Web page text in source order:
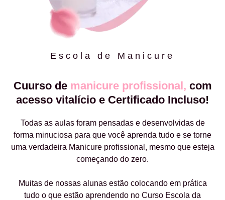
Escola de Manicure
Cuurso de manicure profissional, com
acesso vitalício e Certificado Incluso!
Todas as aulas foram pensadas e desenvolvidas de
forma minuciosa para que você aprenda tudo e se torne
uma verdadeira Manicure profissional, mesmo que esteja
começando do zero.
Muitas de nossas alunas estão colocando em prática
tudo o que estão aprendendo no Curso Escola da